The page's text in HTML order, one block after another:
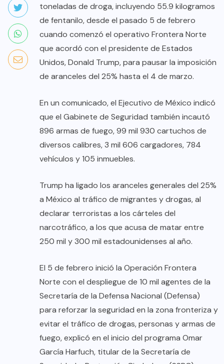
toneladas de droga, incluyendo 55.9 kilogramos
de fentanilo, desde el pasado 5 de febrero
cuando comenzó el operativo Frontera Norte
que acordó con el presidente de Estados
Unidos, Donald Trump, para pausar la imposición
de aranceles del 25% hasta el 4 de marzo.
En un comunicado, el Ejecutivo de México indicó
que el Gabinete de Seguridad también incautó
896 armas de fuego, 99 mil 930 cartuchos de
diversos calibres, 3 mil 606 cargadores, 784
vehículos y 105 inmuebles.
Trump ha ligado los aranceles generales del 25%
a México al tráfico de migrantes y drogas, al
declarar terroristas a los cárteles del
narcotráfico, a los que acusa de matar entre
250 mil y 300 mil estadounidenses al año.
El 5 de febrero inició la Operación Frontera
Norte con el despliegue de 10 mil agentes de la
Secretaría de la Defensa Nacional (Defensa)
para reforzar la seguridad en la zona fronteriza y
evitar el tráfico de drogas, personas y armas de
fuego, explicó en el inicio del programa Omar
García Harfuch, titular de la Secretaría de